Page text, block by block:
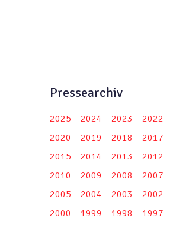
Pressearchiv
2025 2024 2023 2022
2020
2019 2018 2017
2015
2014 2013 2012
2010
2009 2008 2007
2005
2004 2003 2002
2000
1999 1998 1997